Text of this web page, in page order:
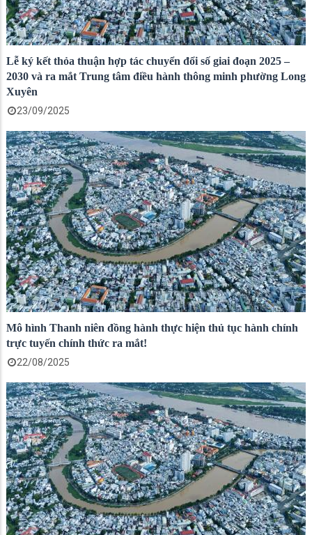
Lễ ký kết thỏa thuận hợp tác chuyển đổi số giai đoạn 2025 –
2030 và ra mắt Trung tâm điều hành thông minh phường Long
Xuyên
23/09/2025
Mô hình Thanh niên đồng hành thực hiện thủ tục hành chính
trực tuyến chính thức ra mắt!
22/08/2025